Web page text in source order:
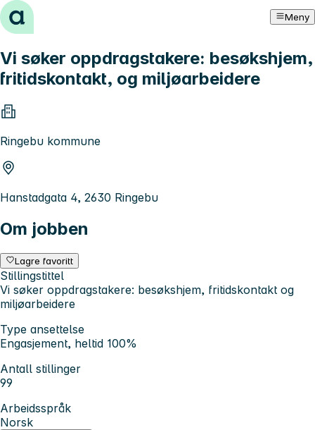
Hopp til innhold Meny
Vi søker oppdragstakere: besøkshjem,
fritidskontakt, og miljøarbeidere
Ringebu kommune
Hanstadgata 4, 2630 Ringebu
Om jobben
Lagre favoritt
Stillingstittel
Vi søker oppdragstakere: besøkshjem, fritidskontakt og
miljøarbeidere
Type ansettelse
Engasjement, heltid 100%
Antall stillinger
99
Arbeidsspråk
Norsk